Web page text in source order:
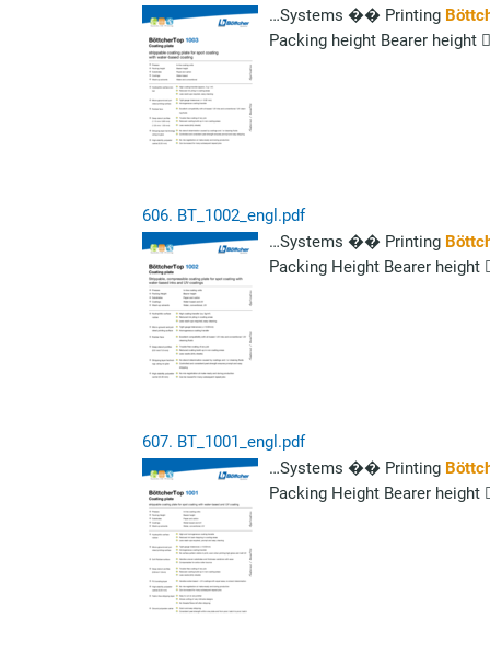
…Systems �� Printing
Packing height Bearer height
606. BT_1002_engl.pdf
…Systems �� Printing
Packing Height Bearer height
607. BT_1001_engl.pdf
…Systems �� Printing
Packing Height Bearer height